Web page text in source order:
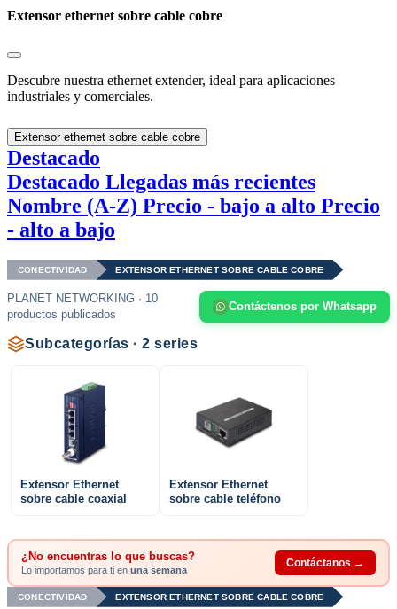
Extensor ethernet sobre cable cobre
Descubre nuestra ethernet extender, ideal para aplicaciones
industriales y comerciales.
Extensor ethernet sobre cable cobre
Destacado
Destacado Llegadas más recientes
Nombre (A-Z) Precio - bajo a alto Precio
- alto a bajo
CONECTIVIDAD EXTENSOR ETHERNET SOBRE CABLE COBRE
PLANET NETWORKING · 10
productos publicados
Contáctenos por Whatsapp
Subcategorías · 2 series
Extensor Ethernet
sobre cable coaxial
Extensor Ethernet
sobre cable teléfono
¿No encuentras lo que buscas?
Lo importamos para ti en una semana
Contáctanos →
CONECTIVIDAD EXTENSOR ETHERNET SOBRE CABLE COBRE